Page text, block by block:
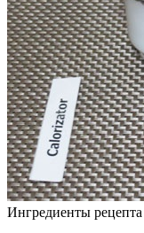
Ингредиенты рецепта